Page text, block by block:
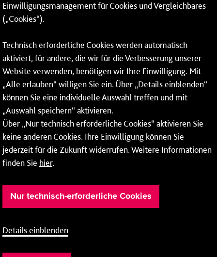
06131 – 12 77 77
Fax: 06131 – 12 66 66
* Montags bis freitags bis 7 und ab 18 Uhr sowie an
Wochenenden und Feiertagen ganztags werden Ihre
Anrufe je nach Themenauswahl an ein Callcenter des
RMV oder von nextbike weitergeleitet. Dort erhalten Sie
ausschließlich Auskünfte zum Fahrplan bzw. zu
meinRad.
Einwilligungsmanagement für Cookies und Vergleichbares
(„Cookies“).
Technisch erforderliche Cookies werden automatisch
aktiviert, für andere, die wir für die Verbesserung unserer
Website verwenden, benötigen wir Ihre Einwilligung. Mit
„Alle erlauben“ willigen Sie ein. Über „Details einblenden“
können Sie eine individuelle Auswahl treffen und mit
„Auswahl speichern“ aktivieren.
Über „Nur technisch erforderliche Cookies“ aktivieren Sie
keine anderen Cookies. Ihre Einwilligung können Sie
jederzeit für die Zukunft widerrufen. Weitere Informationen
finden Sie hier.
Nur technisch-erforderliche Cookies
Details einblenden